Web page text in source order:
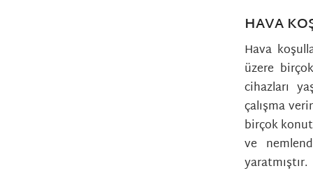
HAVA
Hava
üzere
cihazları
çalışma
birçok
ve
yaratmıştır.